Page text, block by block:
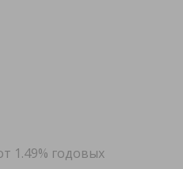
1.49% годовых